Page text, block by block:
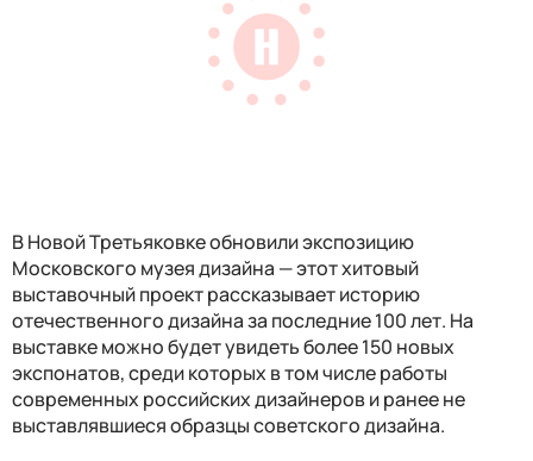
В Новой Третьяковке обновили экспозицию
Московского музея дизайна — этот хитовый
выставочный проект рассказывает историю
отечественного дизайна за последние 100 лет. На
выставке можно будет увидеть более 150 новых
экспонатов, среди которых в том числе работы
современных российских дизайнеров и ранее не
выставлявшиеся образцы советского дизайна.